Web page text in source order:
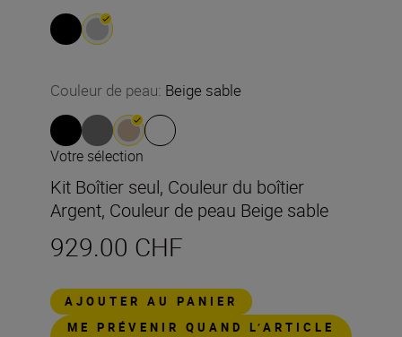
Couleur de peau: Beige sable
Votre sélection
Kit Boîtier seul, Couleur du boîtier
Argent, Couleur de peau Beige sable
929.00 CHF
AJOUTER AU PANIER
ME PRÉVENIR QUAND L’ARTICLE